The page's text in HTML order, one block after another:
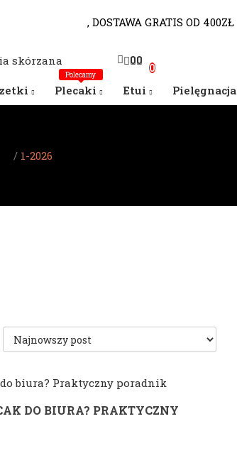
, DOSTAWA GRATIS OD 400ZŁ
00
0
Plecaki
Polecamy
Etui Pielęgnacja
1-2026
DO BIURA? PRAKTYCZNY